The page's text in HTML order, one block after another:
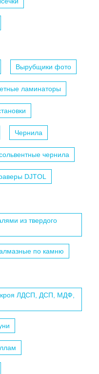
Вырубщики фото
ламинаторы
Чернила
чернила
DJTOL
из твердого
по камню
ЛДСП, ДСП, МДФ,